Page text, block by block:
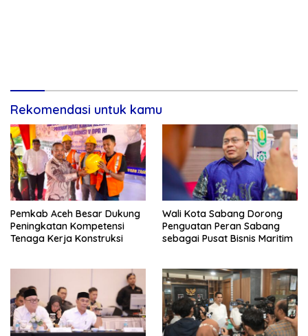
Rekomendasi untuk kamu
Pemkab Aceh Besar Dukung
Peningkatan Kompetensi
Tenaga Kerja Konstruksi
Wali Kota Sabang Dorong
Penguatan Peran Sabang
sebagai Pusat Bisnis Maritim